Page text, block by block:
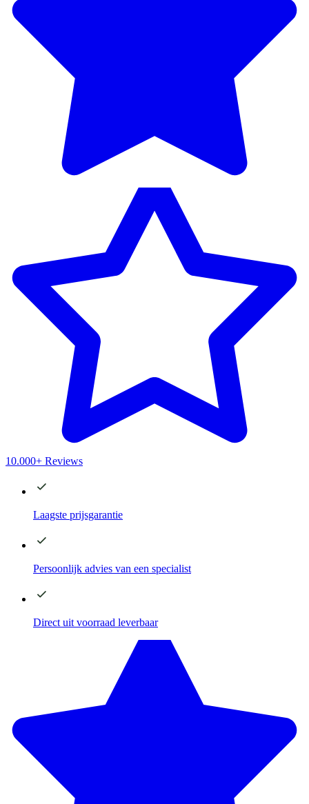
10.000+ Reviews
Laagste prijsgarantie
Persoonlijk advies van een specialist
Direct uit voorraad leverbaar